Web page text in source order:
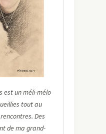
est un méli-mélo
tout au
Des
de ma grand-